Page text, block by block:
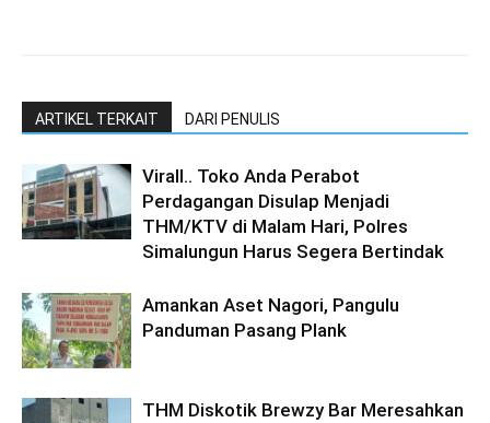
ARTIKEL TERKAIT DARI PENULIS
Virall.. Toko Anda Perabot
Perdagangan Disulap Menjadi
THM/KTV di Malam Hari, Polres
Simalungun Harus Segera Bertindak
Amankan Aset Nagori, Pangulu
Panduman Pasang Plank
THM Diskotik Brewzy Bar Meresahkan